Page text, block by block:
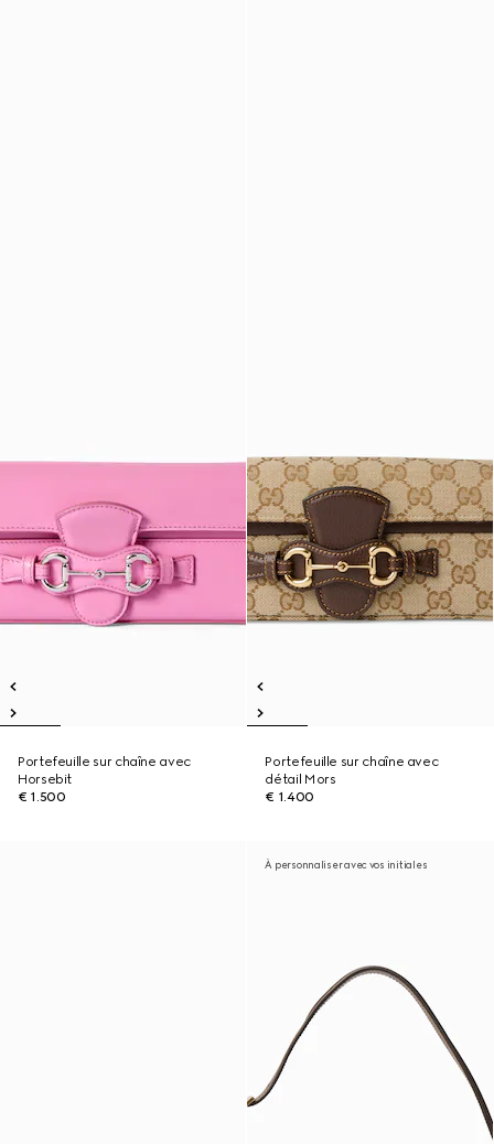
Portefeuille sur chaîne avec
Horsebit
€ 1.500
Portefeuille sur chaîne avec
détail Mors
€ 1.400
À personnaliser avec vos initiales